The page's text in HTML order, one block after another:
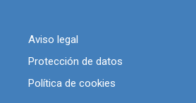
Aviso legal
Protección de datos
Política de cookies